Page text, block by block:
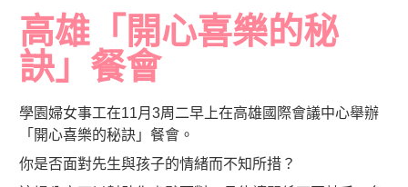
高雄「開心喜樂的秘
訣」餐會
學園婦女事工在11月3周二早上在高雄國際會議中心舉辦
「 開心喜樂的秘訣」餐會。
你是否面對先生與孩子的情緒而不知所措？